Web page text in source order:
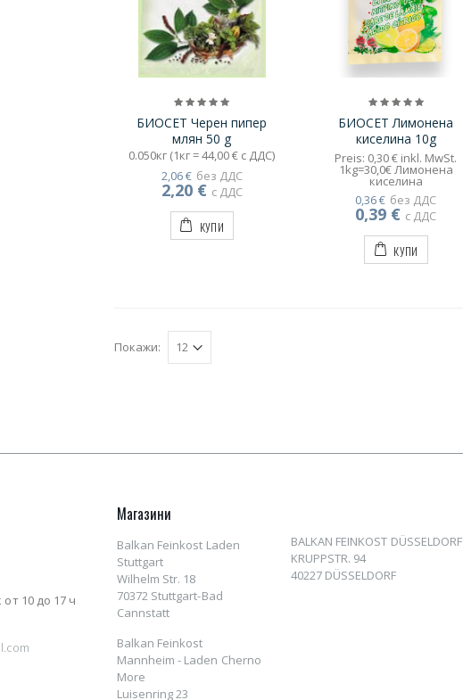
БИОСЕТ Черен пипер
млян 50 g
0.050кг (1кг = 44,00 € с ДДС)
без ДДС
2,06 €
с ДДС
2,20 €
КУПИ
БИОСЕТ Лимонена
киселина 10g
Preis: 0,30 € inkl. MwSt.
1kg=30,0€ Лимонена
киселина
без ДДС
0,36 €
с ДДС
0,39 €
КУПИ
Покажи:
10 до 17 ч
Магазини
Balkan Feinkost Laden
Stuttgart
Wilhelm Str. 18
70372 Stuttgart-Bad
Cannstatt
Balkan Feinkost
Mannheim - Laden Cherno
More
Luisenring 23
BALKAN FEINKOST DÜSSELDORF
KRUPPSTR. 94
40227 DÜSSELDORF